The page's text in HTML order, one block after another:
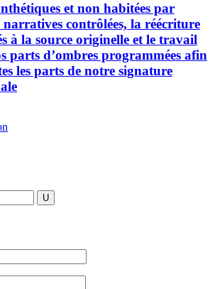
et non habitées par
narratives contrôlées, la réécriture
à la source originelle et le travail
parts d’ombres programmées afin
les parts de notre signature